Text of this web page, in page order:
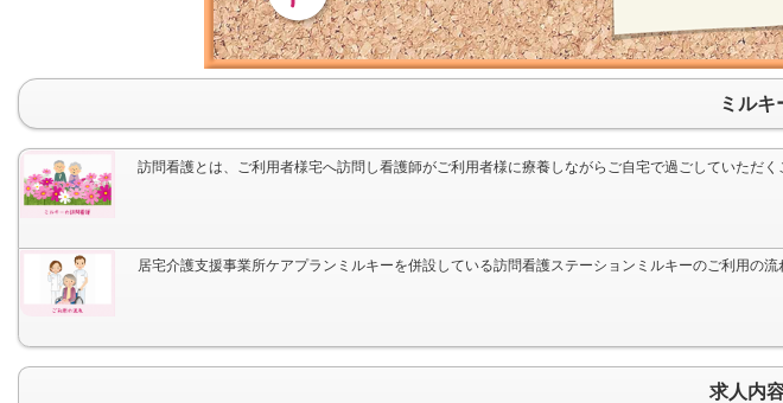
ミルキ
訪問看護とは、ご利用者様宅へ訪問し看護師がご利用者様に療養しながらご自宅で過ごしていただく
居宅介護支援事業所ケアプランミルキーを併設している訪問看護ステーションミルキーのご利用の流
求人内